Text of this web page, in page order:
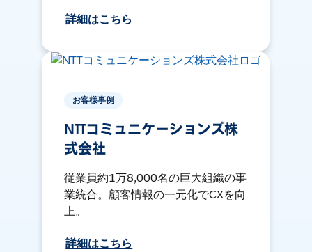
詳細はこちら
お客様事例
NTTコミュニケーションズ株
式会社
従業員約1万8,000名の巨大組織の事
業統合。顧客情報の一元化でCXを向
上。
詳細はこちら